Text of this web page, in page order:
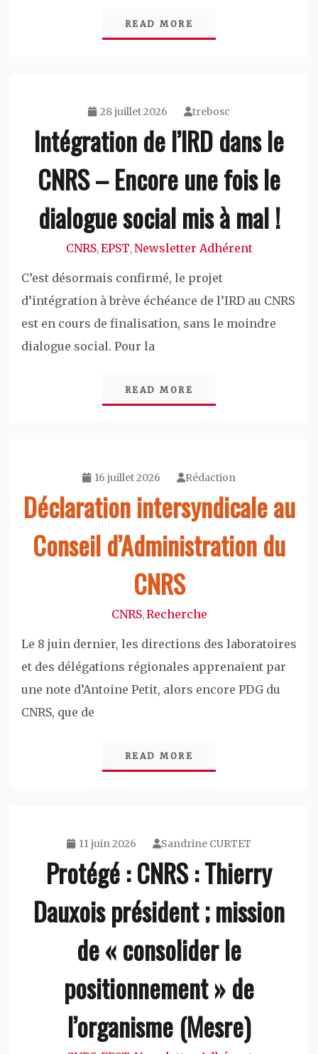
READ MORE
28 juillet 2026 trebosc
Intégration de l’IRD dans le
CNRS – Encore une fois le
dialogue social mis à mal !
CNRS,EPST,Newsletter Adhérent
C’est désormais confirmé, le projet
d’intégration à brève échéance de l’IRD au CNRS
est en cours de finalisation, sans le moindre
dialogue social. Pour la
READ MORE
16 juillet 2026 Rédaction
Déclaration intersyndicale au
Conseil d’Administration du
CNRS
CNRS,Recherche
Le 8 juin dernier, les directions des laboratoires
et des délégations régionales apprenaient par
une note d’Antoine Petit, alors encore PDG du
CNRS, que de
READ MORE
11 juin 2026 Sandrine CURTET
Protégé : CNRS : Thierry
Dauxois président ; mission
de « consolider le
positionnement » de
l’organisme (Mesre)